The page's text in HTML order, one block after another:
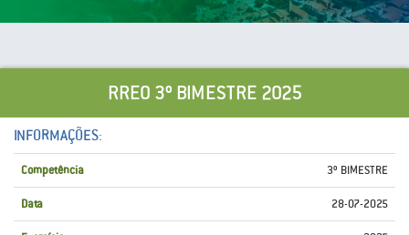
RREO 3º BIMESTRE 2025
INFORMAÇÕES:
Competência 3º BIMESTRE
Data 28-07-2025